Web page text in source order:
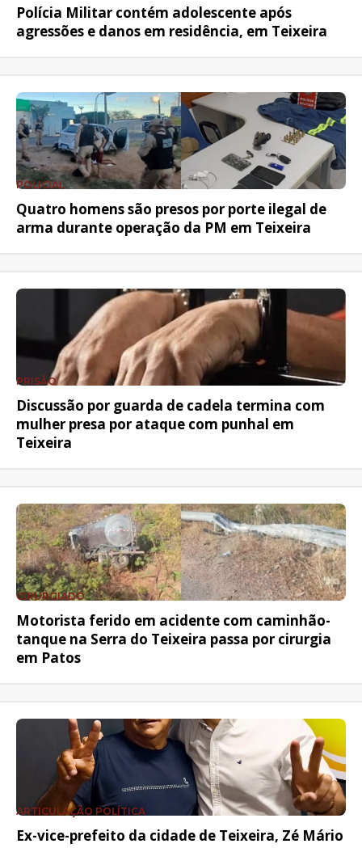
Polícia Militar contém adolescente após
agressões e danos em residência, em Teixeira
POLICIAL
Quatro homens são presos por porte ilegal de
arma durante operação da PM em Teixeira
PRISÃO
Discussão por guarda de cadela termina com
mulher presa por ataque com punhal em
Teixeira
CIRURGIADO
Motorista ferido em acidente com caminhão-
tanque na Serra do Teixeira passa por cirurgia
em Patos
ARTICULAÇÃO POLÍTICA
Ex-vice-prefeito da cidade de Teixeira, Zé Mário